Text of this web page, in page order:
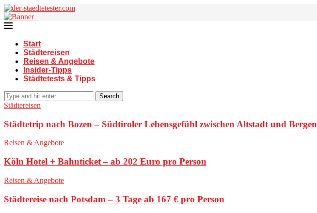
Start
Städtereisen
Reisen & Angebote
Insider-Tipps
Städtetests & Tipps
Search
Städtereisen
Städtetrip nach Bozen – Südtiroler Lebensgefühl zwischen Altstadt und Bergen
Reisen & Angebote
Köln Hotel + Bahnticket – ab 202 Euro pro Person
Reisen & Angebote
Städtereise nach Potsdam – 3 Tage ab 167 € pro Person